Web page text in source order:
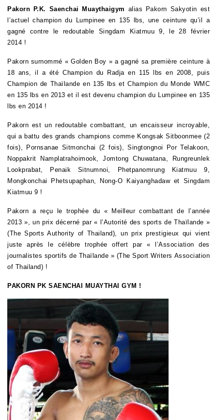
Pakorn P.K. Saenchai Muaythaigym alias Pakorn Sakyotin est
l’actuel champion du Lumpinee en 135 lbs, une ceinture qu’il a
gagné contre le redoutable Singdam Kiatmuu 9, le 28 février
2014 !
Pakorn surnommé « Golden Boy » a gagné sa première ceinture à
18 ans, il a été Champion du Radja en 115 lbs en 2008, puis
Champion de Thaïlande en 135 lbs et Champion du Monde WMC
en 135 lbs en 2013 et il est devenu champion du Lumpinee en 135
lbs en 2014 !
Pakorn est un redoutable combattant, un encaisseur incroyable,
qui a battu des grands champions comme Kongsak Sitboonmee (2
fois), Pornsanae Sitmonchai (2 fois), Singtongnoi Por Telakoon,
Noppakrit Namplatrahoimook, Jomtong Chuwatana, Rungreunlek
Lookprabat, Penaik Sitnumnoi, Phetpanomrung Kiatmuu 9,
Mongkonchai Phetsupaphan,
Nong-O Kaiyanghadaw et Singdam
Kiatmuu 9 !
Pakorn a reçu le trophée du « Meilleur combattant de l’année
2013 », un prix décerné par « l’Autorité des sports de Thaïlande »
(The Sports Authority of Thailand), un prix prestigieux qui vient
juste après le célèbre trophée offert par « l’Association des
journalistes sportifs de Thaïlande » (TheSport Writers Association
of Thailand) !
PAKORN PK SAENCHAI MUAYTHAI GYM !